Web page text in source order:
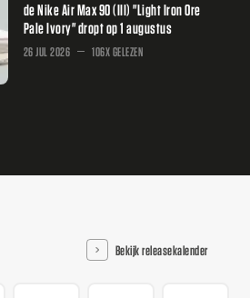
de Nike Air Max 90 (III) "Light Iron Ore
Pale Ivory" dropt op 1 augustus
26 JUL 2026 106X GELEZEN
Bekijk releasekalender